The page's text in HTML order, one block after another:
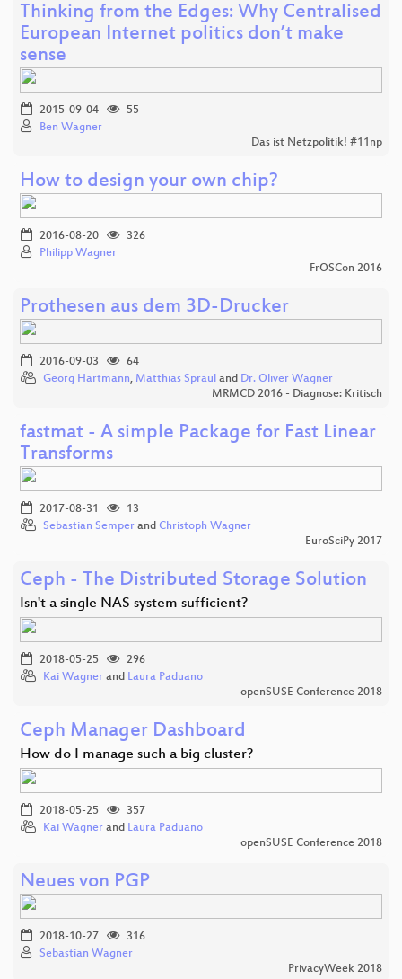
Thinking from the Edges: Why Centralised
European Internet politics don’t make
sense
2015-09-04
55
Ben Wagner
Das ist Netzpolitik! #11np
How to design your own chip?
2016-08-20
326
Philipp Wagner
FrOSCon 2016
Prothesen aus dem 3D-Drucker
2016-09-03
64
Georg Hartmann, Matthias Spraul and Dr. Oliver Wagner
MRMCD 2016 - Diagnose: Kritisch
fastmat - A simple Package for Fast Linear
Transforms
2017-08-31
13
Sebastian Semper and Christoph Wagner
EuroSciPy 2017
Ceph - The Distributed Storage Solution
Isn't a single NAS system sufficient?
2018-05-25
296
Kai Wagner and Laura Paduano
openSUSE Conference 2018
Ceph Manager Dashboard
How do I manage such a big cluster?
2018-05-25
357
Kai Wagner and Laura Paduano
openSUSE Conference 2018
Neues von PGP
2018-10-27
316
Sebastian Wagner
PrivacyWeek 2018